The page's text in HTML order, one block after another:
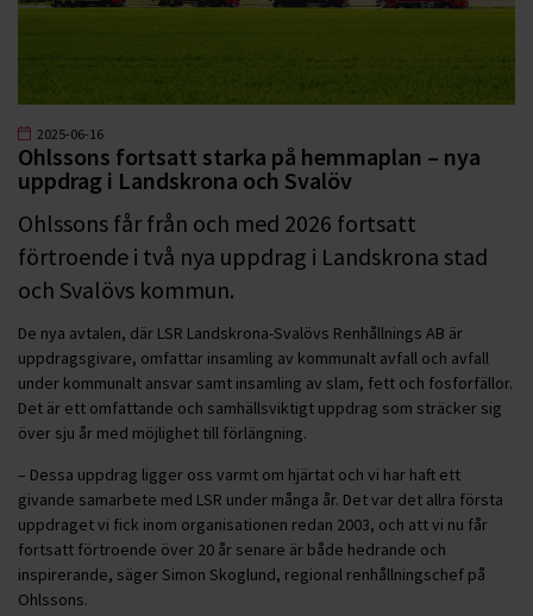
2025-06-16
Ohlssons fortsatt starka på hemmaplan – nya
uppdrag i Landskrona och Svalöv
Ohlssons får från och med 2026 fortsatt
förtroende i två nya uppdrag i Landskrona stad
och Svalövs kommun.
De nya avtalen, där LSR Landskrona-Svalövs Renhållnings AB är
uppdragsgivare, omfattar insamling av kommunalt avfall och avfall
under kommunalt ansvar samt insamling av slam, fett och fosforfällor.
Det är ett omfattande och samhällsviktigt uppdrag som sträcker sig
över sju år med möjlighet till förlängning.
– Dessa uppdrag ligger oss varmt om hjärtat och vi har haft ett
givande samarbete med LSR under många år. Det var det allra första
uppdraget vi fick inom organisationen redan 2003, och att vi nu får
fortsatt förtroende över 20 år senare är både hedrande och
inspirerande, säger Simon Skoglund, regional renhållningschef på
Ohlssons.